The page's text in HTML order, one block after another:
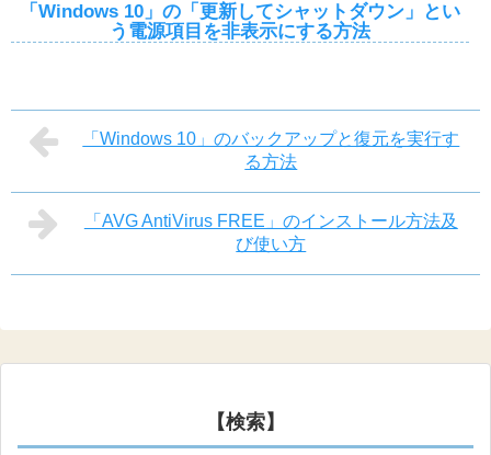
「Windows 10」の「更新してシャットダウン」とい
う電源項目を非表示にする方法
「Windows 10」のバックアップと復元を実行す
る方法
「AVG AntiVirus FREE」のインストール方法及
び使い方
【検索】